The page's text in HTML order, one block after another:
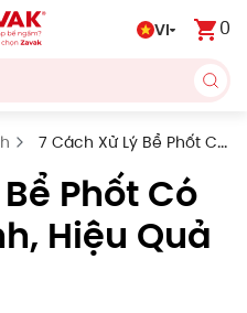
VI 0
7 Cách Xử Lý Bể Phốt Có
Phốt Có
Hiệu Quả